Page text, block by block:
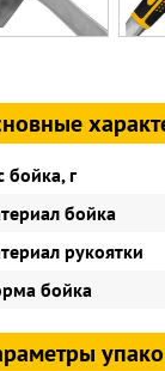
бойка, г
бойка
рукоятки
бойка